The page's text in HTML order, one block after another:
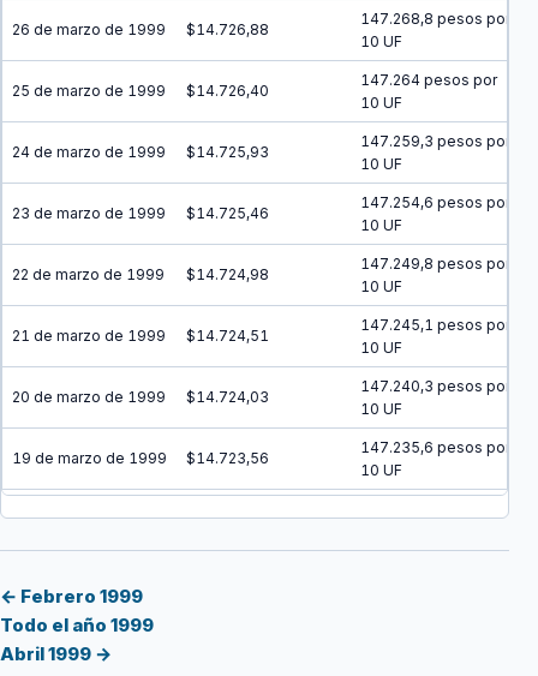
26 de marzo de 1999 $14.726,88
147.268,8 pesos por
10 UF
25 de marzo de 1999 $14.726,40
147.264 pesos por
10 UF
24 de marzo de 1999 $14.725,93
147.259,3 pesos por
10 UF
23 de marzo de 1999 $14.725,46
147.254,6 pesos por
10 UF
22 de marzo de 1999 $14.724,98
147.249,8 pesos por
10 UF
21 de marzo de 1999 $14.724,51
147.245,1 pesos por
10 UF
20 de marzo de 1999 $14.724,03
147.240,3 pesos por
10 UF
19 de marzo de 1999 $14.723,56
147.235,6 pesos por
10 UF
18 de marzo de 1999 $14.723,08
16 de marzo de 1999
← Febrero 1999
Todo el año 1999
Abril 1999 →